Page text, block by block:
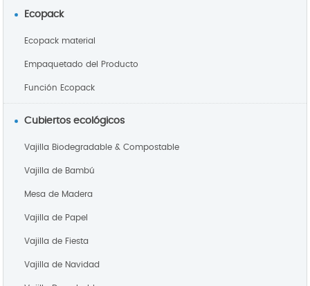
Ecopack
Ecopack material
Empaquetado del Producto
Función Ecopack
Cubiertos ecológicos
Vajilla Biodegradable & Compostable
Vajilla de Bambú
Mesa de Madera
Vajilla de Papel
Vajilla de Fiesta
Vajilla de Navidad